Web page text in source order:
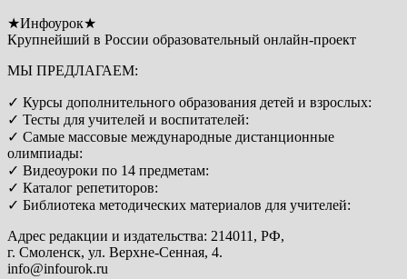
★Инфоурок★
Крупнейший в России образовательный онлайн-проект
МЫ ПРЕДЛАГАЕМ:
✓ Курсы дополнительного образования детей и взрослых:
✓ Тесты для учителей и воспитателей:
✓ Самые массовые международные дистанционные
олимпиады:
✓ Видеоуроки по 14 предметам:
✓ Каталог репетиторов:
✓ Библиотека методических материалов для учителей:
Адрес редакции и издательства: 214011, РФ,
г. Смоленск, ул. Верхне-Сенная, 4.
info@infourok.ru